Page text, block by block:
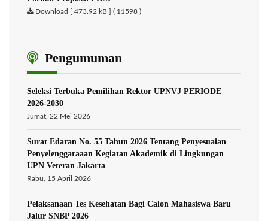
Download [ 473.92 kB ] ( 11598 )
Pengumuman
Seleksi Terbuka Pemilihan Rektor UPNVJ PERIODE
2026-2030
Jumat, 22 Mei 2026
Surat Edaran No. 55 Tahun 2026 Tentang Penyesuaian
Penyelenggaraaan Kegiatan Akademik di Lingkungan
UPN Veteran Jakarta
Rabu, 15 April 2026
Pelaksanaan Tes Kesehatan Bagi Calon Mahasiswa Baru
Jalur SNBP 2026